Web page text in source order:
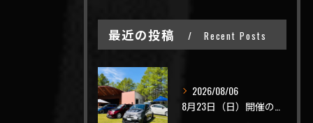
最近の投稿 Recent Posts
2026/08/06